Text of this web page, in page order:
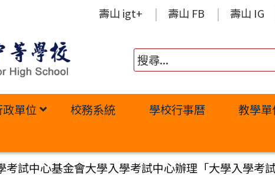
壽山 igt+ 壽山 FB 壽山 IG
單位 校務系統 學校行事曆 教學單
考試中心基金會大學入學考試中心辦理「大學入學考